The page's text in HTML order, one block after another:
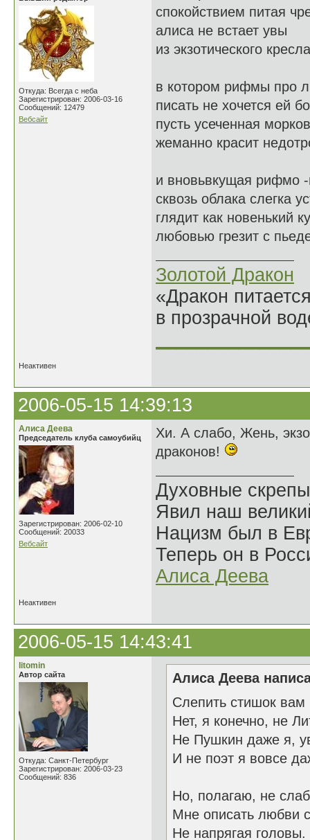
Откуда: Всегда с неба
Зарегистрирован: 2006-03-16
Сообщений: 12479
Вебсайт
спокойствием питая
алиса не встает увы
из экзотического кресла
в котором рифмы про
писать не хочется ей
пусть усеченная
жеманно красит
и вновьвкущая рифмо
сквозь облака слегка
глядит как новенький
любовью грезит с
Золотой Дракон
«Дракон
в прозрачной
Неактивен
2006-05-15 14:39:13
Алиса Деева
Председатель клуба самоубийц
Зарегистрирован: 2006-02-10
Сообщений: 20033
Вебсайт
Хи. А слабо, Жень,
драконов!
Духовные
Явил наш
Нацизм был в
Теперь он в
Алиса Деева
Неактивен
2006-05-15 14:43:41
litomin
Автор сайта
Откуда: Санкт-Петербург
Зарегистрирован: 2006-03-23
Сообщений: 836
Алиса Деева
Слепить стишок
Нет, я конечно, не
Не Пушкин даже я,
И не поэт я вовсе
Но, полагаю, не
Мне описать любви
Не напрягая головы.